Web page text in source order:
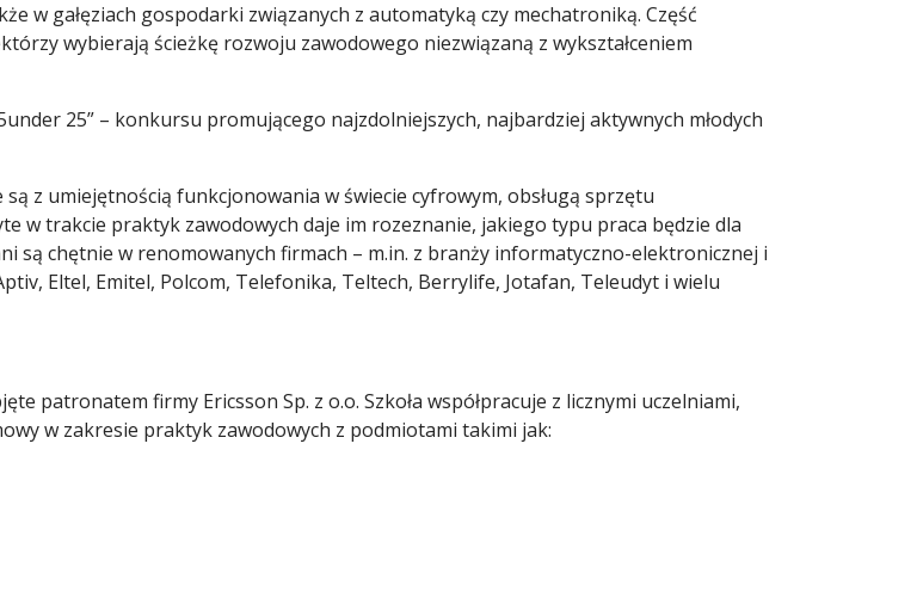
w gałęziach gospodarki związanych z automatyką czy mechatroniką. Część
wybierają ścieżkę rozwoju zawodowego niezwiązaną z wykształceniem
25” – konkursu promującego najzdolniejszych, najbardziej aktywnych młodych
z umiejętnością funkcjonowania w świecie cyfrowym, obsługą sprzętu
w trakcie praktyk zawodowych daje im rozeznanie, jakiego typu praca będzie dla
są chętnie w renomowanych firmach – m.in. z branży informatyczno-elektronicznej i
Eltel, Emitel, Polcom, Telefonika, Teltech, Berrylife, Jotafan, Teleudyt i wielu
patronatem firmy Ericsson Sp. z o.o. Szkoła współpracuje z licznymi uczelniami,
w zakresie praktyk zawodowych z podmiotami takimi jak: